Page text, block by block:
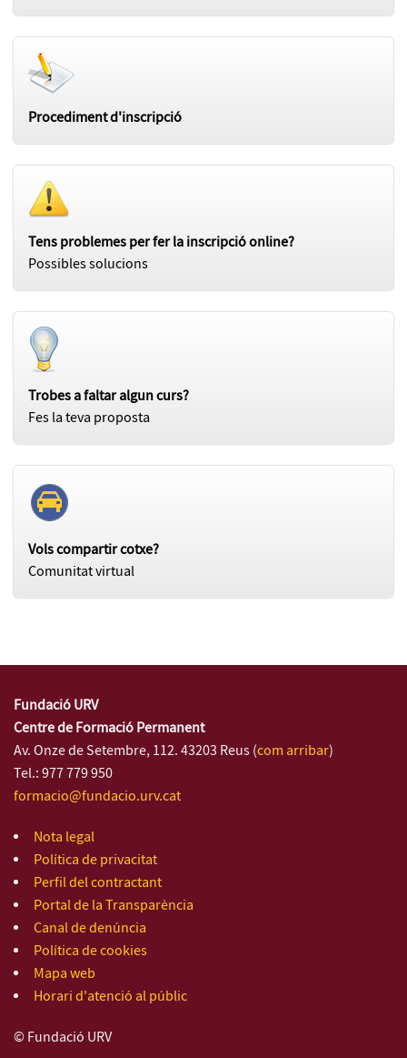
Procediment d'inscripció
Tens problemes per fer la inscripció online?
Possibles solucions
Trobes a faltar algun curs?
Fes la teva proposta
Vols compartir cotxe?
Comunitat virtual
Fundació URV
Centre de Formació Permanent
Av. Onze de Setembre, 112. 43203 Reus (com arribar)
Tel.: 977 779 950
formacio@fundacio.urv.cat
Nota legal
Política de privacitat
Perfil del contractant
Portal de la Transparència
Canal de denúncia
Política de cookies
Mapa web
Horari d'atenció al públic
© Fundació URV